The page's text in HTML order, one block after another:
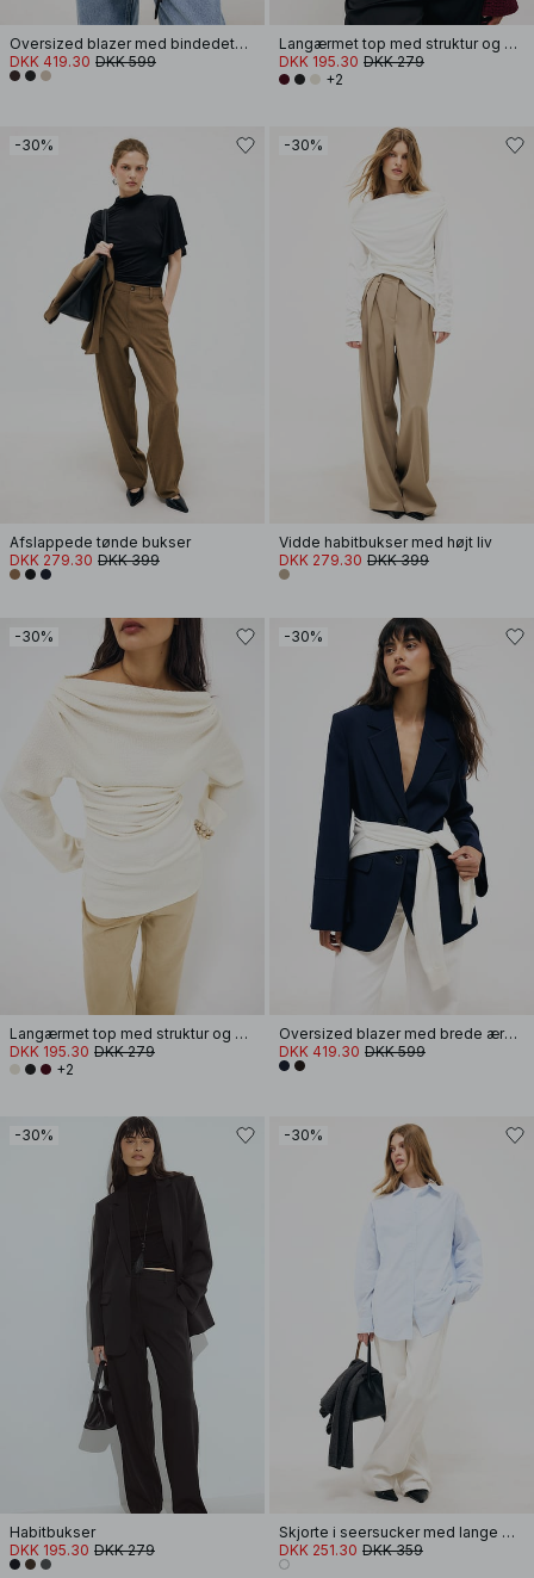
Oversized blazer med bindedetalje
DKK 419.30 DKK 599
Langærmet top med struktur og drapering
DKK 195.30 DKK 279
+2
-30%
Afslappede tønde bukser
DKK 279.30 DKK 399
-30%
Vidde habitbukser med højt liv
DKK 279.30 DKK 399
-30%
Langærmet top med struktur og drapering
DKK 195.30 DKK 279
+2
-30%
Oversized blazer med brede ærmer
DKK 419.30 DKK 599
-30%
Habitbukser
DKK 195.30 DKK 279
-30%
Skjorte i seersucker med lange ærmer
DKK 251.30 DKK 359